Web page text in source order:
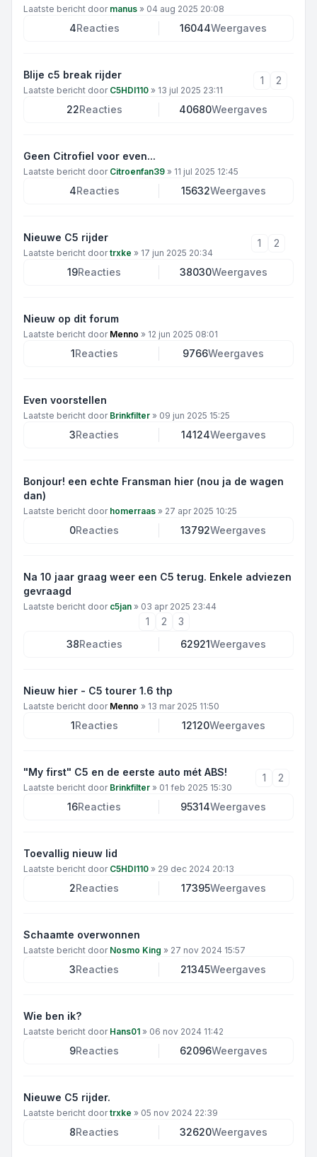
Laatste bericht door manus » 04 aug 2025 20:08
4Reacties 16044Weergaves
Blije c5 break rijder
Laatste bericht door C5HDI110 » 13 jul 2025 23:11
1 2
22Reacties 40680Weergaves
Geen Citrofiel voor even...
Laatste bericht door Citroenfan39 » 11 jul 2025 12:45
4Reacties 15632Weergaves
Nieuwe C5 rijder
Laatste bericht doortrxke » 17 jun 2025 20:34
1 2
19Reacties 38030Weergaves
Nieuw op dit forum
Laatste bericht door Menno » 12 jun 2025 08:01
1Reacties 9766Weergaves
Even voorstellen
Laatste bericht door Brinkfilter » 09 jun 2025 15:25
3Reacties 14124Weergaves
Bonjour! een echte Fransman hier (nou ja de wagen
dan)
Laatste bericht door homerraas » 27 apr 2025 10:25
0Reacties 13792Weergaves
Na 10 jaar graag weer een C5 terug. Enkele adviezen
gevraagd
Laatste bericht door c5jan » 03 apr 2025 23:44
1 2
3
38Reacties 62921Weergaves
Nieuw hier - C5 tourer 1.6 thp
Laatste bericht door Menno » 13 mar 2025 11:50
1Reacties 12120Weergaves
"My first" C5 en de eerste auto mét ABS!
Laatste bericht door Brinkfilter » 01 feb 2025 15:30
1 2
16Reacties 95314Weergaves
Toevallig nieuw lid
Laatste bericht door C5HDI110 » 29 dec 2024 20:13
2Reacties 17395Weergaves
Schaamte overwonnen
Laatste bericht door Nosmo King » 27 nov 2024 15:57
3Reacties 21345Weergaves
Wie ben ik?
Laatste bericht door Hans01 » 06 nov 2024 11:42
9Reacties 62096Weergaves
Nieuwe C5 rijder.
Laatste bericht doortrxke » 05 nov 2024 22:39
8Reacties 32620Weergaves